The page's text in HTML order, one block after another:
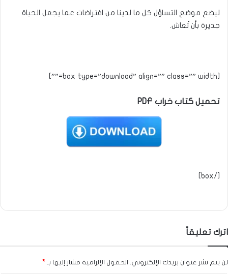
ليضع موضع التساؤل كل ما لدينا من افتراضات عما يجعل الحياة
جديرة بأن تُعاش.
[box type=”download” align=”” class=”” width=””]
تحميل كتاب خراب PDF
[/box]
اترك تعليقاً
لن يتم نشر عنوان بريدك الإلكتروني. الحقول الإلزامية مشار إليها بـ *